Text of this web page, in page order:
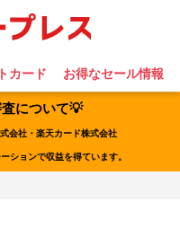
カード お得なセール情報
について💡
会社・楽天カード株式会社
ションで収益を得ています。